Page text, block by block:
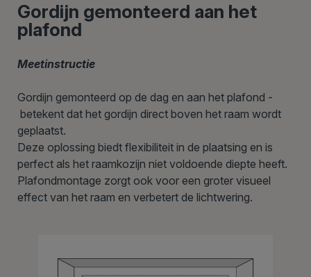
Gordijn gemonteerd aan het
plafond
Meetinstructie
Gordijn gemonteerd op de dag en aan het plafond -
betekent dat het gordijn direct boven het raam wordt
geplaatst.
Deze oplossing biedt flexibiliteit in de plaatsing en is
perfect als het raamkozijn niet voldoende diepte heeft.
Plafondmontage zorgt ook voor een groter visueel
effect van het raam en verbetert de lichtwering.